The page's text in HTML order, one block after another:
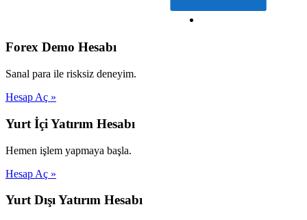
Forex Demo Hesabı
Sanal para ile risksiz deneyim.
Hesap Aç »
Yurt İçi Yatırım Hesabı
Hemen işlem yapmaya başla.
Hesap Aç »
Yurt Dışı Yatırım Hesabı